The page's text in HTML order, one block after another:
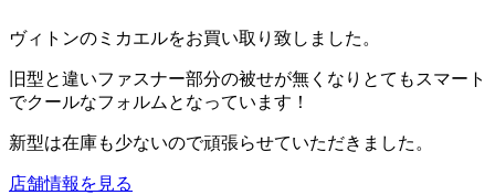
ヴィトンのミカエルをお買い取り致しました。
旧型と違いファスナー部分の被せが無くなりとてもスマート
でクールなフォルムとなっています！
新型は在庫も少ないので頑張らせていただきました。
店舗情報を見る